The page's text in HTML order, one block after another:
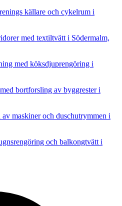
källare och cykelrum i
med textiltvätt i Södermalm,
med köksdjuprengöring i
bortforsling av byggrester i
maskiner och duschutrymmen i
och balkongtvätt i